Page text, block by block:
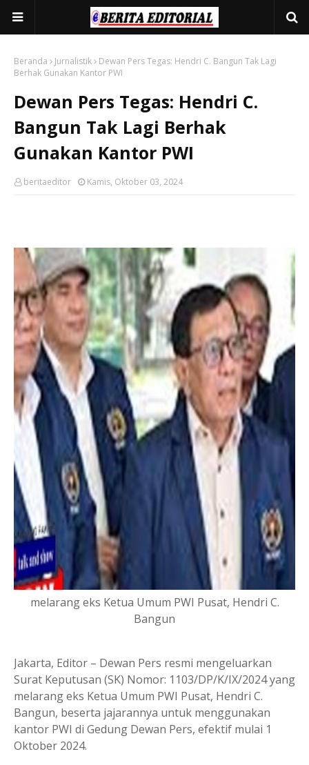
Beranda Jurnalistik
Dewan Pers Tegas: Hendri C. Bangun Tak Lagi
Berhak Gunakan Kantor PWI
Dewan Pers Tegas: Hendri C.
Bangun Tak Lagi Berhak
Gunakan Kantor PWI
beritaeditor Kamis, Oktober 03, 2024
melarang eks Ketua Umum PWI Pusat, Hendri C.
Bangun
Jakarta, Editor – Dewan Pers resmi mengeluarkan
Surat Keputusan (SK) Nomor: 1103/DP/K/IX/2024 yang
melarang eks Ketua Umum PWI Pusat, Hendri C.
Bangun, beserta jajarannya untuk menggunakan
kantor PWI di Gedung Dewan Pers, efektif mulai 1
Oktober 2024.